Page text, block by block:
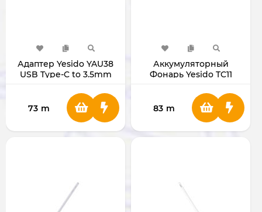
Адаптер Yesido YAU38
USB Type-C to 3.5mm
73 m
Аккумуляторный
Фонарь Yesido TC11
83 m